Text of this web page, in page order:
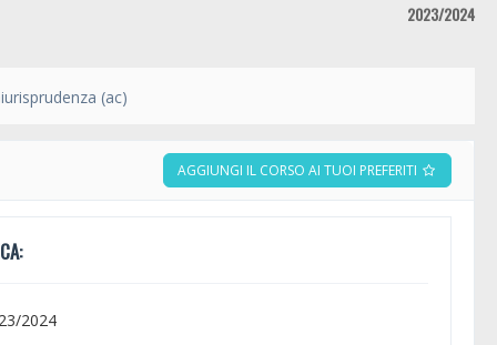
2023/2024
(ac)
AGGIUNGI IL CORSO AI TUOI PREFERITI
2024